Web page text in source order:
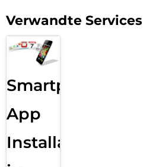
Verwandte Services
Smartphone
App
Installation